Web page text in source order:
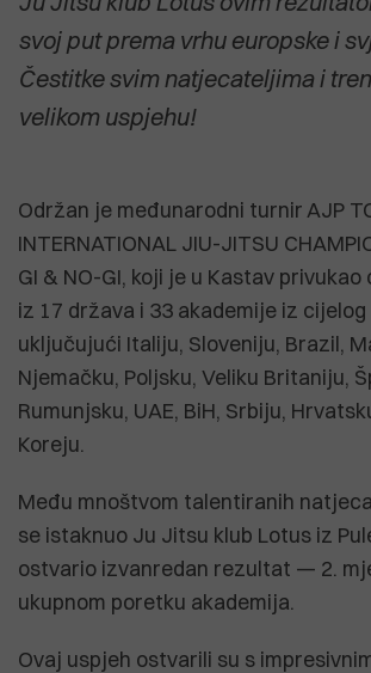
svoj put prema vrhu europske i
Čestitke svim natjecateljima i
velikom uspjehu!
Održan je međunarodni turnir AJP
INTERNATIONAL JIU-JITSU
GI & NO-GI, koji je u Kastav privukao
iz 17 država i 33 akademije iz
uključujući Italiju, Sloveniju, Brazil,
Njemačku, Poljsku, Veliku Britaniju,
Rumunjsku, UAE, BiH, Srbiju,
Koreju.
Među mnoštvom talentiranih
se istaknuo Ju Jitsu klub Lotus iz
ostvario izvanredan rezultat — 2.
ukupnom poretku akademija.
Ovaj uspjeh ostvarili su s